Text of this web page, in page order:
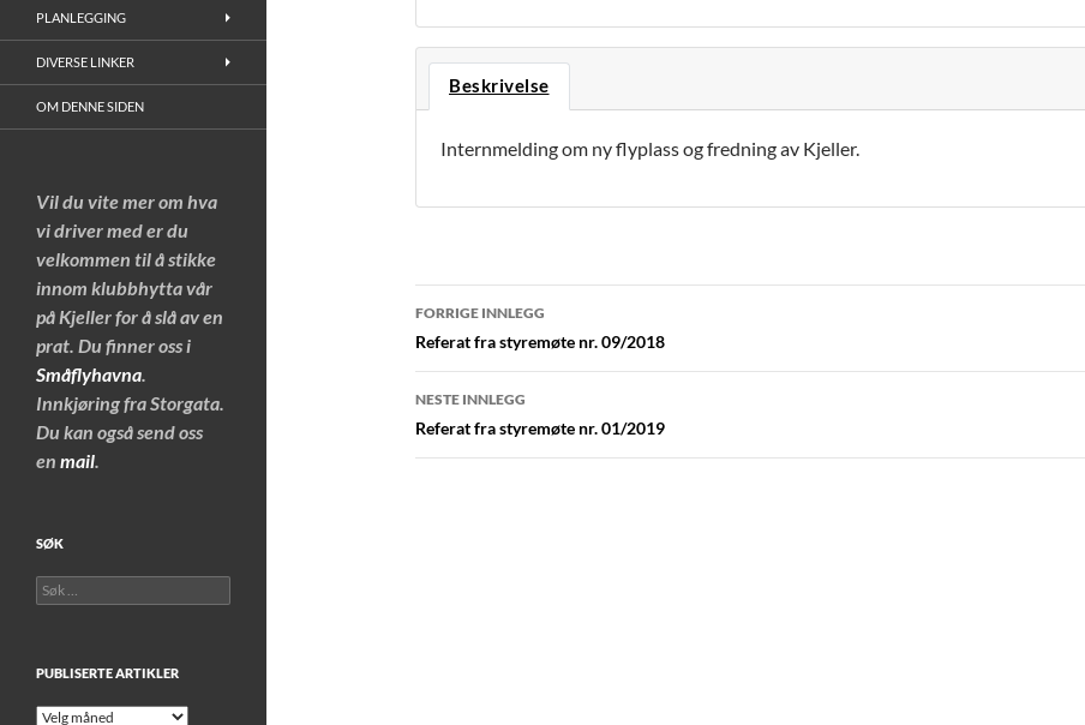
Beskrivelse
Internmelding om ny flyplass og fredning av Kjeller.
Innleggsnavigasjon
FORRIGE INNLEGG
Referat fra styremøte nr. 09/2018
NESTE INNLEGG
Referat fra styremøte nr. 01/2019
PLANLEGGING
DIVERSE LINKER
OM DENNE SIDEN
Vil du vite mer om hva
vi driver med er du
velkommen til å stikke
innom klubbhytta vår
på Kjeller for å slå av en
prat. Du finner oss i
Småflyhavna.
Innkjøring fra Storgata.
Du kan også send oss
en mail.
SØK
Søk
etter:
PUBLISERTE ARTIKLER
Publiserte